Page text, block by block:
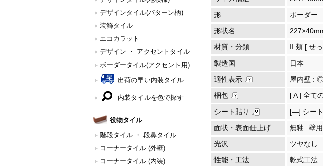
デザインタイル(パターン柄)
装飾タイル
エコカラット
デザイン ・ アクセントタイル
ボーダータイル(アクセント用)
出荷の早い内装タイル
内装タイルを色で探す
役物タイル
階段タイル ・ 段鼻タイル
コーナータイル (外壁)
コーナータイル (内装)
形
ボーダー
形状名
材質・分類
II 類 [ せ
製造国
日本
適性表示
屋内壁 :
梱包
[ A ] 全て
シート貼り
[―] シー
面状・表面仕上げ
無釉
壁
光沢
ツヤなし
性能・工法
乾式工法